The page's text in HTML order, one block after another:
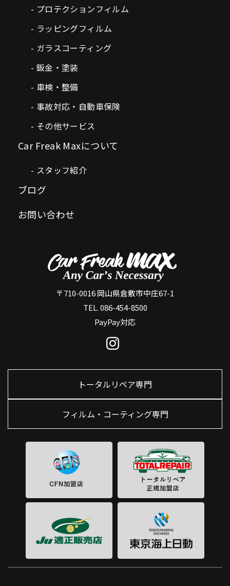
プロテクションフィルム
ラッピングフィルム
ガラスコーティング
鈑金・塗装
車検・整備
事故対応・自動車保険
その他サービス
Car Freak Maxについて
スタッフ紹介
ブログ
お問い合わせ
〒710-0016 岡山県倉敷市中庄67-1
TEL. 086-454-8500
PayPay対応
トータルリペア専門
フィルム・コーティング専門